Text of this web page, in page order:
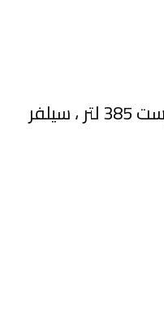
ثلاجة شارب ديجيتال ، نوفروست 385 لتر ، سيلفر